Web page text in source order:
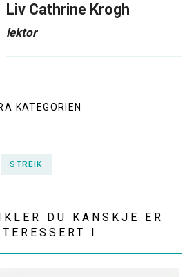
Liv Cathrine Krogh
lektor
KATEGORIEN
STREIK
DU KANSKJE ER
I